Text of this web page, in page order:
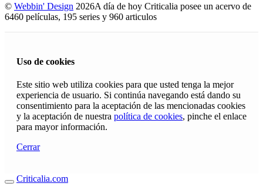
© Webbin' Design 2026A día de hoy Criticalia posee un acervo de
6460 películas, 195 series y 960 articulos
Uso de cookies
Este sitio web utiliza cookies para que usted tenga la mejor
experiencia de usuario. Si continúa navegando está dando su
consentimiento para la aceptación de las mencionadas cookies
y la aceptación de nuestra política de cookies, pinche el enlace
para mayor información.
Cerrar
Criticalia.com